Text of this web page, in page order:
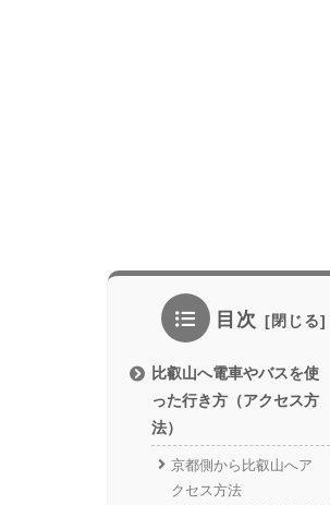
目次
比叡山へ電車やバスを使
った行き方（アクセス方
法）
京都側から比叡山へア
クセス方法